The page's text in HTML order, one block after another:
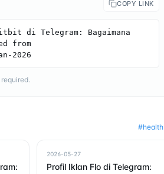
COPY LINK
di Telegram: Bagaimana
from
2026
#health
2026-05-27
Profil Iklan Flo di Telegram: